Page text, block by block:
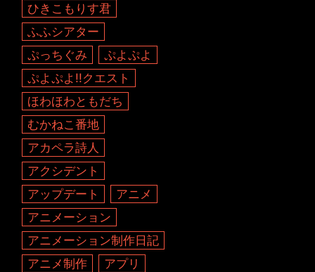
ひきこもりす君
ふふシアター
ぷっちぐみ
ぷよぷよ
ぷよぷよ!!クエスト
ほわほわともだち
むかねこ番地
アカペラ詩人
アクシデント
アップデート
アニメ
アニメーション
アニメーション制作日記
アニメ制作
アプリ